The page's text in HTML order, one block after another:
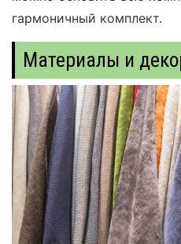
гармоничный комплект.
Материалы и